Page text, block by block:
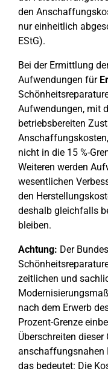
den
nur einheitlich
EStG).
Bei der Ermittlung
Aufwendungen für
Aufwendungen, mit
betriebsbereiten
nicht in die 15 %-
Weiteren werden
wesentlichen
den
deshalb gleichfalls
bleiben.
Achtung: Der
zeitlichen und
nach dem Erwerb
Prozent-Grenze
Überschreiten dieser
anschaffungsnahen
das bedeutet: Die